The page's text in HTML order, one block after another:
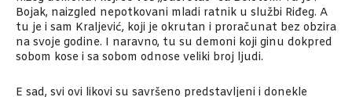
Bojak, naizgled nepotkovani mladi ratnik u službi Riđeg. A
tu je i sam Kraljević, koji je okrutan i proračunat bez obzira
na svoje godine. I naravno, tu su demoni koji ginu dokpred
sobom kose i sa sobom odnose veliki broj ljudi.
E sad, svi ovi likovi su savršeno predstavljeni i donekle